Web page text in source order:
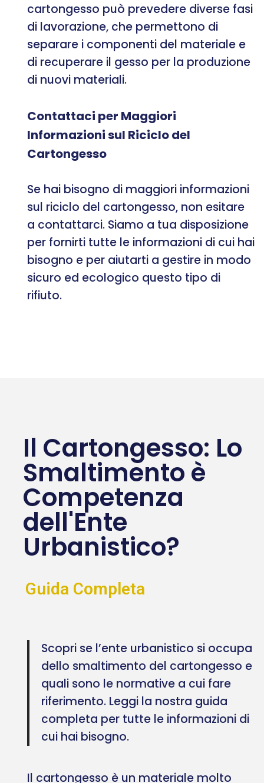
cartongesso può prevedere diverse fasi
di lavorazione, che permettono di
separare i componenti del materiale e
di recuperare il gesso per la produzione
di nuovi materiali.
Contattaci per Maggiori
Informazioni sul Riciclo del
Cartongesso
Se hai bisogno di maggiori informazioni
sul riciclo del cartongesso, non esitare
a contattarci. Siamo a tua disposizione
per fornirti tutte le informazioni di cui hai
bisogno e per aiutarti a gestire in modo
sicuro ed ecologico questo tipo di
rifiuto.
Il Cartongesso: Lo
Smaltimento è
Competenza
dell'Ente
Urbanistico?
Guida Completa
Scopri se l’ente urbanistico si occupa
dello smaltimento del cartongesso e
quali sono le normative a cui fare
riferimento. Leggi la nostra guida
completa per tutte le informazioni di
cui hai bisogno.
Il cartongesso è un materiale molto